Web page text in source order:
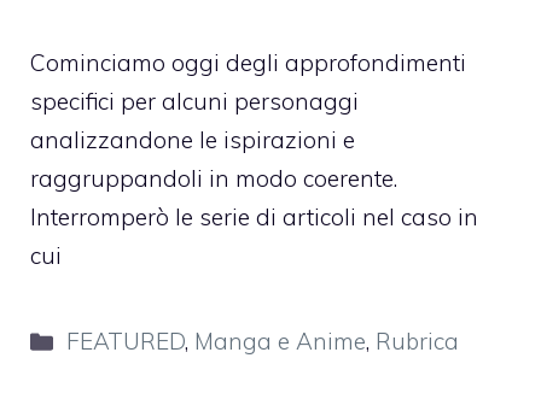
Cominciamo oggi degli approfondimenti
specifici per alcuni personaggi
analizzandone le ispirazioni e
raggruppandoli in modo coerente.
Interromperò le serie di articoli nel caso in
cui
Categorie
FEATURED, Manga e Anime, Rubrica